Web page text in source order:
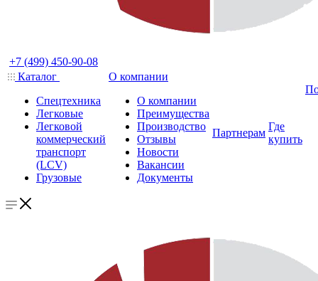
+7 (499) 450-90-08
Каталог
Спецтехника
Легковые
Легковой
коммерческий
транспорт
(LCV)
Грузовые
О компании
О компании
Преимущества
Производство
Отзывы
Новости
Вакансии
Документы
Партнерам
Где
купить